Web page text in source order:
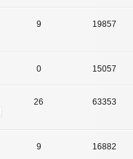
9 19857
0 15057
26 63353
9 16882